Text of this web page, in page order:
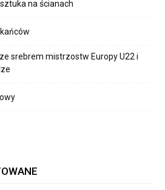
na ścianach
srebrem mistrzostw Europy U22 i